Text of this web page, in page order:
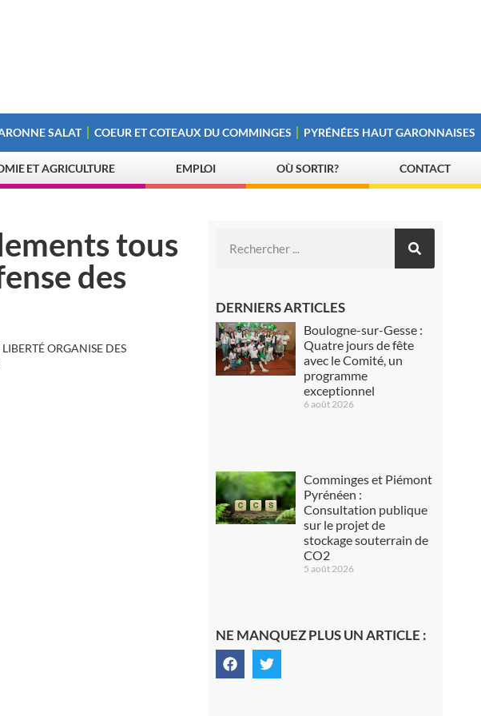
SALAT COEUR ET COTEAUX DU COMMINGES PYRÉNÉES HAUT GARONNAISES
ET AGRICULTURE EMPLOI OÙ SORTIR? CONTACT
tous
des
ORGANISE DES
DERNIERS ARTICLES
Boulogne-sur-Gesse :
Quatre jours de fête
avec le Comité, un
programme
exceptionnel
6 août 2026
Comminges et Piémont
Pyrénéen :
Consultation publique
sur le projet de
stockage souterrain de
CO2
5 août 2026
NE MANQUEZ PLUS UN ARTICLE :